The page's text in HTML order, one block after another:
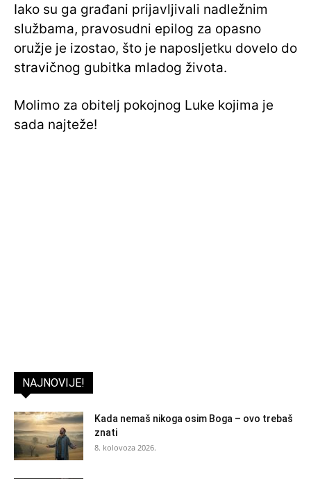
Iako su ga građani prijavljivali nadležnim
službama, pravosudni epilog za opasno
oružje je izostao, što je naposljetku dovelo do
stravičnog gubitka mladog života.
Molimo za obitelj pokojnog Luke kojima je
sada najteže!
NAJNOVIJE!
Kada nemaš nikoga osim Boga – ovo trebaš
znati
8. kolovoza 2026.